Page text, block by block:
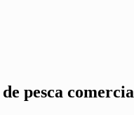
pesca